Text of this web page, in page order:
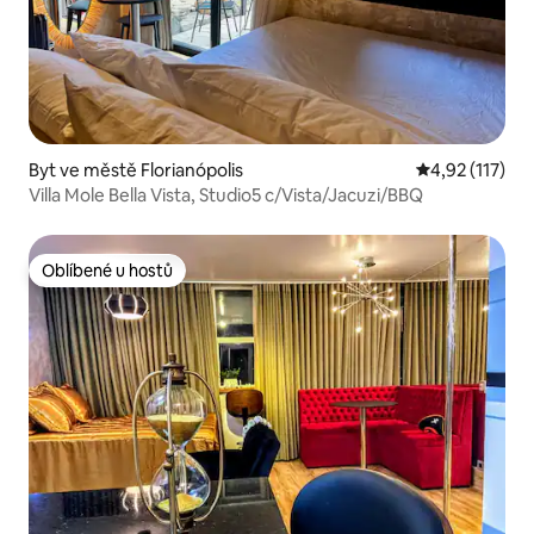
Byt ve městě Florianópolis Průměrné
4,92 (117)
Villa Mole Bella Vista, Studio5 c/Vista/Jacuzi/BBQ
Oblíbené u hostů
Oblíbené u hostů